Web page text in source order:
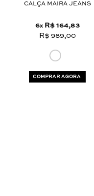
CALÇA MAIRA JEANS
6x R$ 164,83
R$ 989,00
COMPRAR AGORA